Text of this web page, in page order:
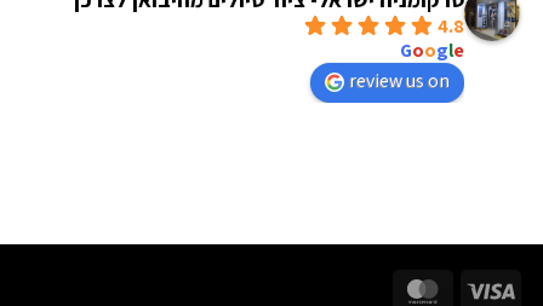
4.8
Google
review us on
Visa